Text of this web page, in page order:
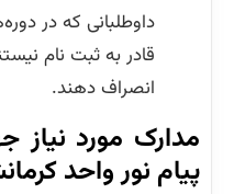
داوطلبانی که در
قادر به ثبت نام
انصراف دهند.
مدارک مورد نیاز
پیام نور واحد